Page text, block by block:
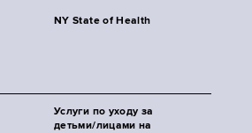
NY State of Health
Услуги по уходу за
детьми/лицами на